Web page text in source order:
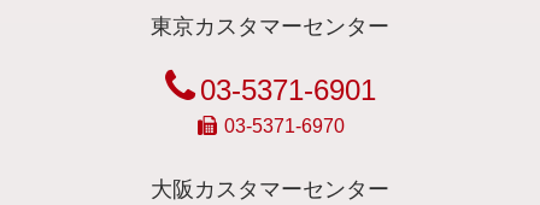
東京カスタマーセンター
03-5371-6901
03-5371-6970
大阪カスタマーセンター